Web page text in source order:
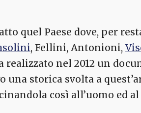
quel Paese dove, per
, Fellini, Antonioni,
realizzato nel 2012 un
storica svolta a
così all’uomo ed al